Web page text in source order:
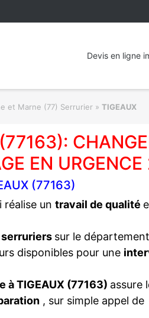
Devis en ligne
et Marne (77) Serrurier » TIGEAUX
EN
(77163)
un travail de qualité
sur le
disponibles pour une
TIGEAUX (77163) assure
, sur simple appel de